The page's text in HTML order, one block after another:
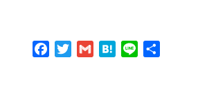
Facebook
TwitterGmail Hatena
Line